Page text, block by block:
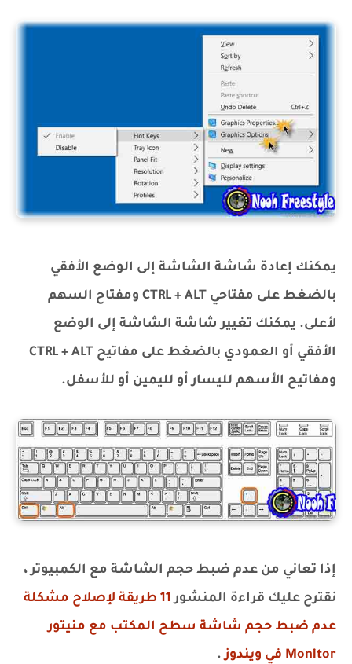
يمكنك إعادة شاشة الشاشة إلى الوضع الأفقي
بالضغط على مفتاحي CTRL + ALT ومفتاح السهم
لأعلى. يمكنك تغيير شاشة الشاشة إلى الوضع
الأفقي أو العمودي بالضغط على مفاتيح CTRL + ALT
ومفاتيح الأسهم لليسار أو لليمين أو للأسفل.
إذا تعاني من عدم ضبط حجم الشاشة مع الكمبيوتر ،
نقترح عليك قراءة المنشور
11 طريقة لإصلاح مشكلة
عدم ضبط حجم شاشة سطح المكتب مع منيتور
Monitor في ويندوز
.